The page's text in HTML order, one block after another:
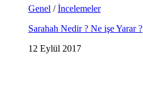
Genel /İncelemeler
Sarahah Nedir ? Ne işe Yarar ?
12 Eylül 2017